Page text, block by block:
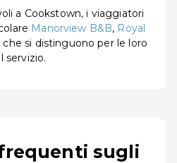
a Cookstown, i viaggiatori
Manorview B&B, Royal
che si distinguono per le loro
servizio.
sugli